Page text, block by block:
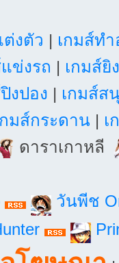
ต่งตัว | เกมส์ท
ข่งรถ | เกมส์ยิ
งปอง | เกมส์ส
กมส์กระดาน | เ
ดาราเกาหลี
วันพีช